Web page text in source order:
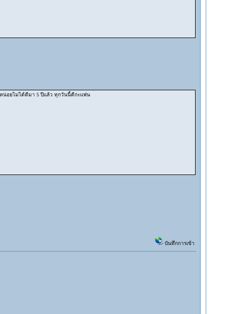
หน่อยไม่ได้ตีมา 5 ปีแล้ว ทุกวันนี้ตีกะแฟน
บันทึกการเข้า